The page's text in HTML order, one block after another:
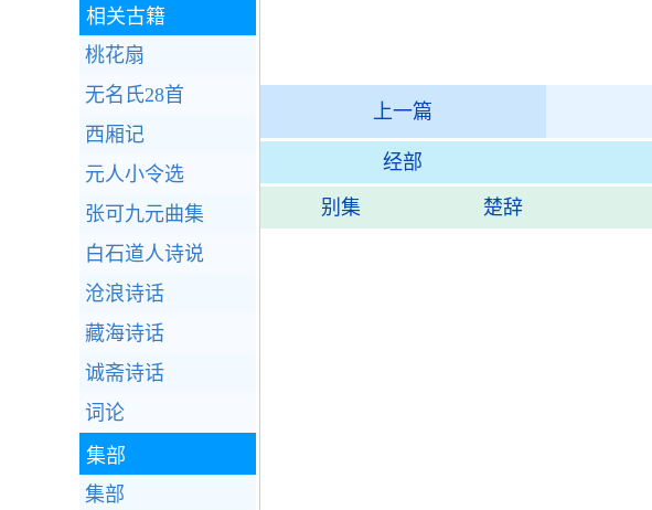
上一篇
经部
别集 楚辞
相关古籍
桃花扇
无名氏28首
西厢记
元人小令选
张可九元曲集
白石道人诗说
沧浪诗话
藏海诗话
诚斋诗话
词论
集部
集部